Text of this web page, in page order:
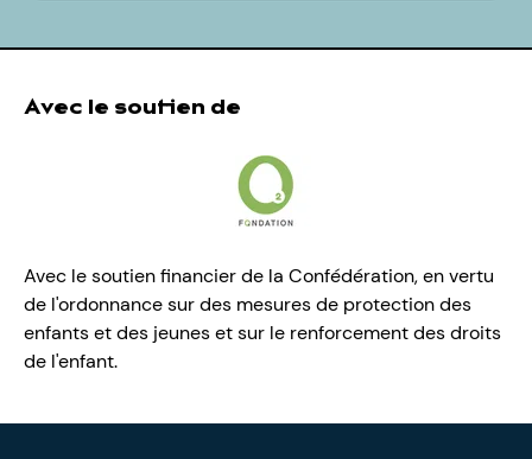
Avec le soutien de
Avec le soutien financier de la Confédération, en vertu
de l'ordonnance sur des mesures de protection des
enfants et des jeunes et sur le renforcement des droits
de l'enfant.